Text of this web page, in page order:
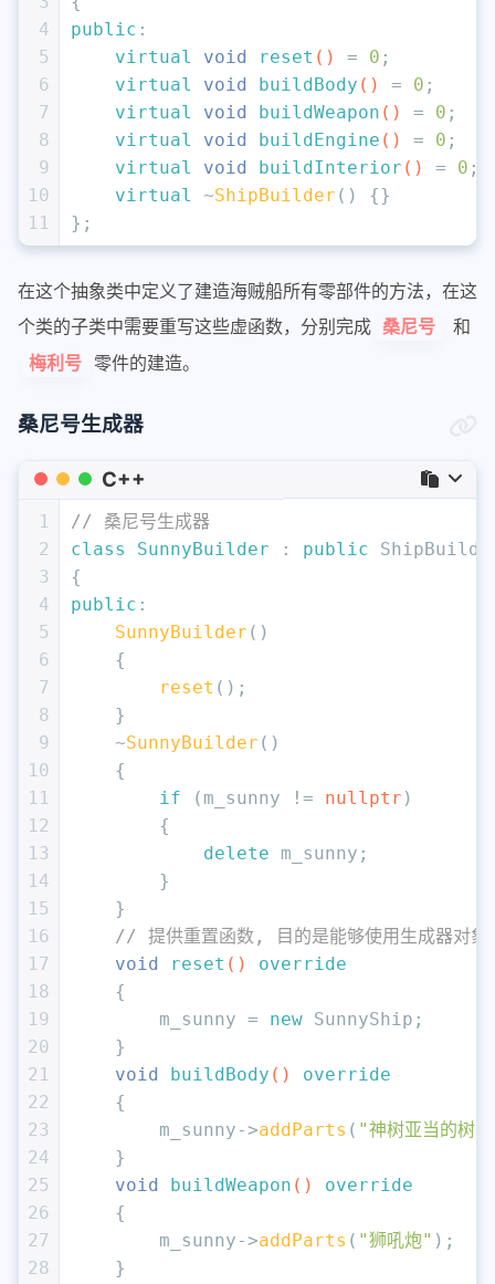
4
5
6
7
8
9
10
11
public :
virtual
void reset () = 0 ;
virtual
void buildBody () = 0 ;
virtual
void buildWeapon () = 0 ;
virtual
void buildEngine () = 0 ;
virtual
void buildInterior () = 0 ;
virtual
~ShipBuilder () {}
};
在这个抽象类中定义了建造海贼船所有零部件的方法，在这
个类的子类中需要重写这些虚函数，分别完成 桑尼号 和
梅利号 零件的建造。
桑尼号生成器
C++
1
2
3
4
5
6
7
8
9
10
11
12
13
14
15
16
17
18
19
20
21
22
23
24
25
26
27
28
// 桑尼号生成器
class
SunnyBuilder : public
{
public :
SunnyBuilder ()
    {
reset ();
    }
    ~
SunnyBuilder ()
    {
if (m_sunny != nullptr )
        {
delete m_sunny;
        }
    }
// 提供重置函数, 目的是能够使用生成器对象
void
reset ()
override
{
        m_sunny =
new SunnyShip;
    }
void
buildBody ()
override
{
        m_sunny->
addParts ( "神树亚当的树
    }
void
buildWeapon ()
override
{
        m_sunny->
addParts ( "狮吼炮" );
    }